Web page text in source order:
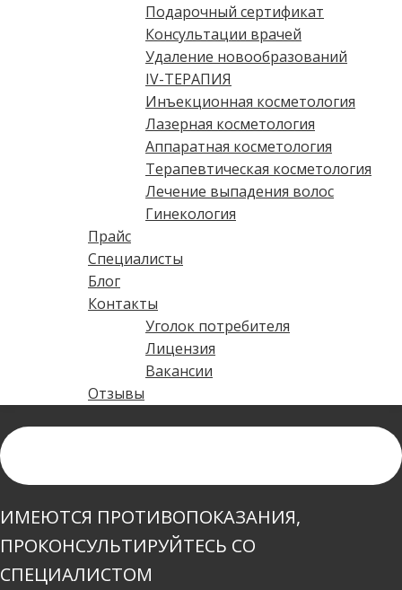
Подарочный сертификат
Консультации врачей
Удаление новообразований
IV-ТЕРАПИЯ
Инъекционная косметология
Лазерная косметология
Аппаратная косметология
Терапевтическая косметология
Лечение выпадения волос
Гинекология
Прайс
Специалисты
Блог
Контакты
Уголок потребителя
Лицензия
Вакансии
Отзывы
ИМЕЮТСЯ ПРОТИВОПОКАЗАНИЯ,
ПРОКОНСУЛЬТИРУЙТЕСЬ СО
СПЕЦИАЛИСТОМ